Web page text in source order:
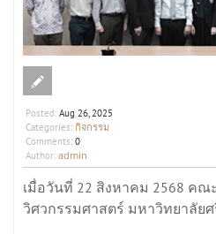
Posted: Aug 26, 2025
Categories: กิจกรรม
Comments: 0
Author: admin
เมื่อวันที่ 22 สิงหาคม 2568 ค
วิศวกรรมศาสตร์ มหาวิทยาลัย